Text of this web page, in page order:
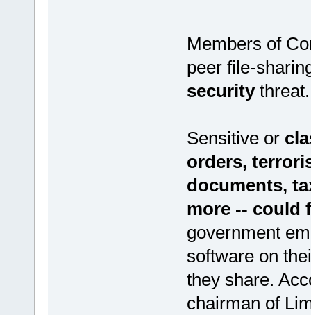
Members of
peer file-
securitythreat.
Sensitive or
orders,
documents,
more -- could
government
software on
they share.
chairman of